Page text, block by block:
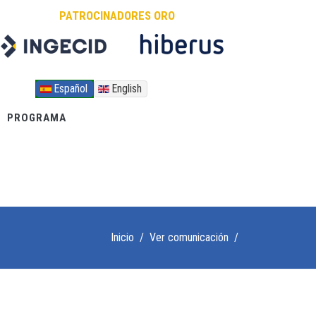
PATROCINADORES ORO
Español English
PROGRAMA
Inicio / Ver comunicación /